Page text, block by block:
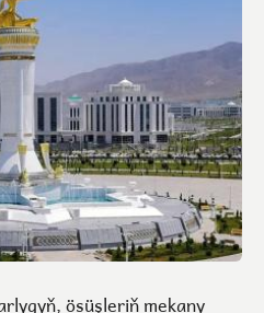
Arkadag şäheri — bagtyýarlygyň, ösüşleriň mekany